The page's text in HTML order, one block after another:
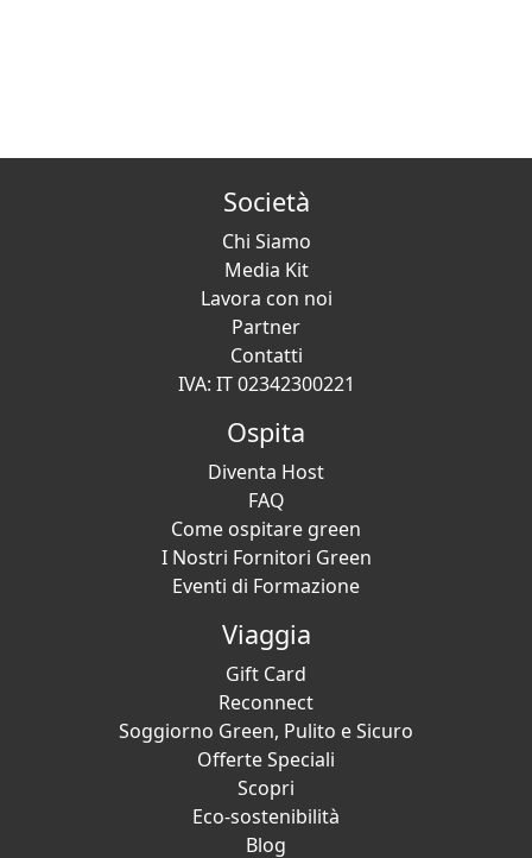
Società
Chi Siamo
Media Kit
Lavora con noi
Partner
Contatti
IVA: IT 02342300221
Ospita
Diventa Host
FAQ
Come ospitare green
I Nostri Fornitori Green
Eventi di Formazione
Viaggia
Gift Card
Reconnect
Soggiorno Green, Pulito e Sicuro
Offerte Speciali
Scopri
Eco-sostenibilità
Blog